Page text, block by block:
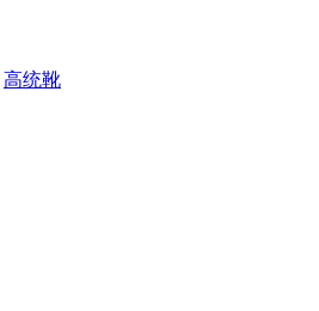
高统靴